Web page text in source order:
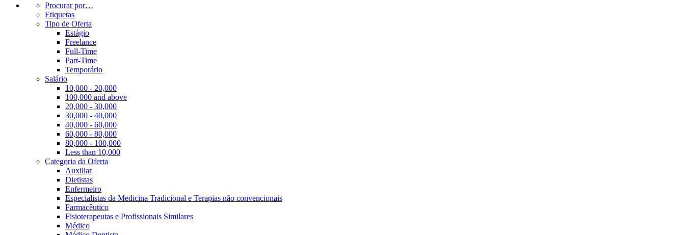
Procurar por…
Etiquetas
Tipo de Oferta
Estágio
Freelance
Full-Time
Part-Time
Temporário
Salário
10,000 - 20,000
100,000 and above
20,000 - 30,000
30,000 - 40,000
40,000 - 60,000
60,000 - 80,000
80,000 - 100,000
Less than 10,000
Categoria da Oferta
Auxiliar
Dietistas
Enfermeiro
Especialistas da Medicina Tradicional e Terapias não convencionais
Farmacêutico
Fisioterapeutas e Profissionais Similares
Médico